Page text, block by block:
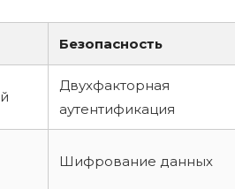
Безопасность
Двухфакторная
аутентификация
Шифрование данных